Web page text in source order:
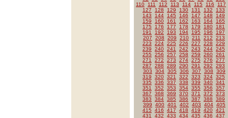
110
111 112 113 114 115 116
117
127
128 129 130 131 132
133
143
144 145 146 147 148
149
159
160 161 162 163 164
165
175
176 177 178 179 180
181
191
192 193 194 195 196
197
207
208 209 210 211 212
213
223
224 225 226 227 228
229
239
240 241 242 243 244 245
255
256 257 258 259 260 261
271
272 273 274 275 276
277
287
288 289 290 291 292
293
303
304 305 306 307 308
309
319
320 321 322 323 324 325
335
336 337 338 339 340 341
351
352 353 354 355 356
357
367
368 369 370 371 372
373
383
384 385 386 387 388
389
399
400 401 402 403 404 405
415
416 417 418 419 420 421
431
432 433 434 435 436
437